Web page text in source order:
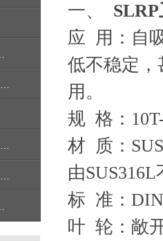
一、
应 用：自
低不稳定，
用。
规 格：
材 质：
由
标 准：
叶 轮：敞